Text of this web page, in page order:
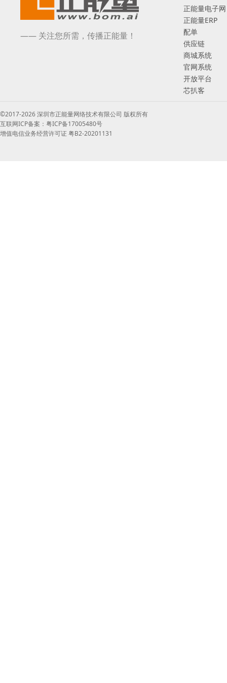
—— 关注您所需，传播正能量！
正能量电子网
正能量ERP
配单
供应链
商城系统
官网系统
开放平台
芯扒客
©2017-2026 深圳市正能量网络技术有限公司 版权所有
互联网ICP备案：粤ICP备17005480号
增值电信业务经营许可证 粤B2-20201131